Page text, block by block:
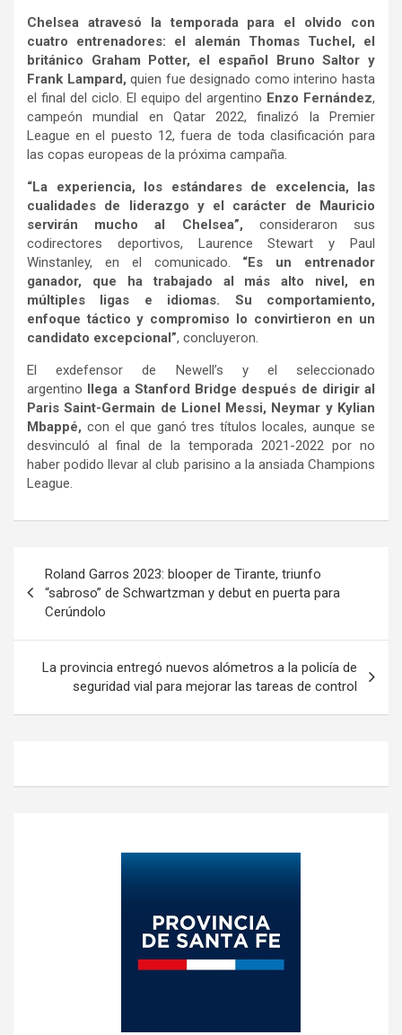
Chelsea atravesó la temporada para el olvido con
cuatro entrenadores: el alemán Thomas Tuchel, el
británico Graham Potter, el español Bruno Saltor y
Frank Lampard, quien fue designado como interino hasta
el final del ciclo. El equipo del argentino Enzo Fernández,
campeón mundial en Qatar 2022, finalizó la Premier
League en el puesto 12, fuera de toda clasificación para
las copas europeas de la próxima campaña.
“La experiencia, los estándares de excelencia, las
cualidades de liderazgo y el carácter de Mauricio
servirán mucho al Chelsea”, consideraron sus
codirectores deportivos, Laurence Stewart y Paul
Winstanley, en el comunicado. “Es un entrenador
ganador, que ha trabajado al más alto nivel, en
múltiples ligas e idiomas. Su comportamiento,
enfoque táctico y compromiso lo convirtieron en un
candidato excepcional”, concluyeron.
El exdefensor de Newell’s y el seleccionado
argentino llega a Stanford Bridge después de dirigir al
Paris Saint-Germain de Lionel Messi, Neymar y Kylian
Mbappé, con el que ganó tres títulos locales, aunque se
desvinculó al final de la temporada 2021-2022 por no
haber podido llevar al club parisino a la ansiada Champions
League.
de
entradas
Roland Garros 2023: blooper de Tirante, triunfo
“sabroso” de Schwartzman y debut en puerta para
Cerúndolo
La provincia entregó nuevos alómetros a la policía de
seguridad vial para mejorar las tareas de control